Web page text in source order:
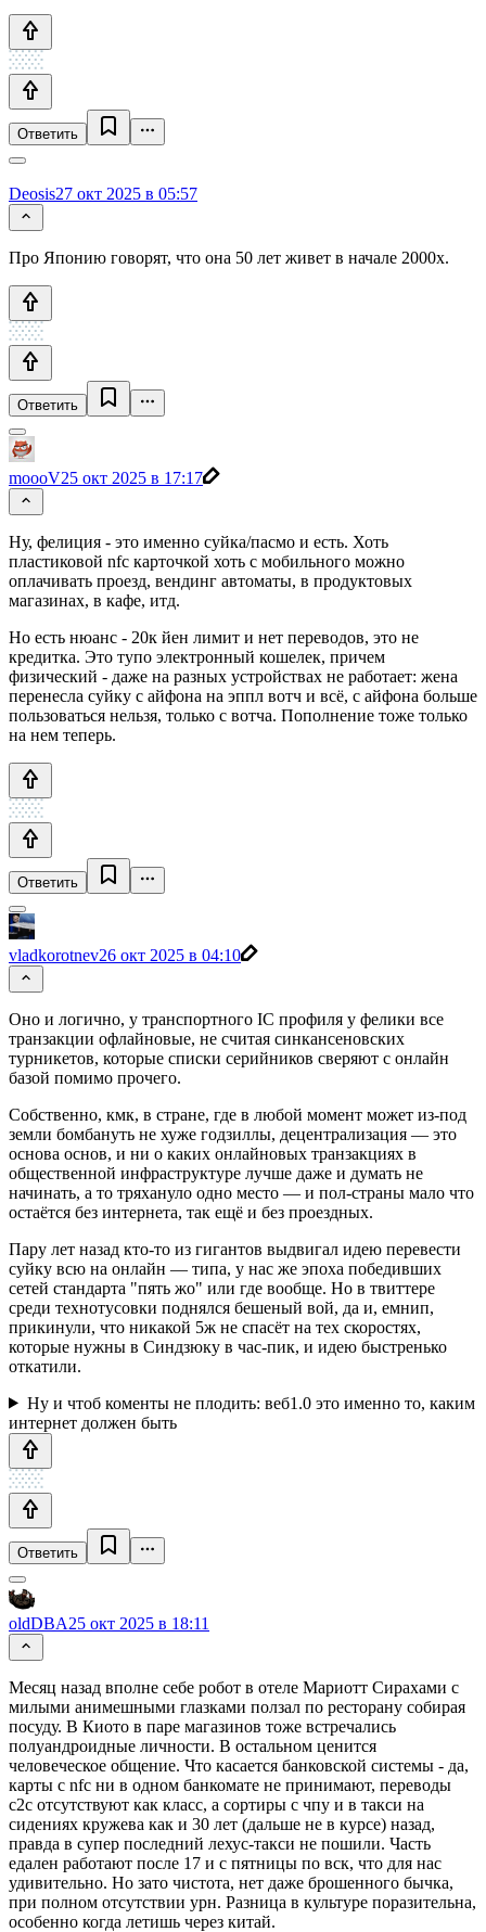
Ответить
Deosis27 окт 2025 в 05:57
Про Японию говорят, что она 50 лет живет в начале 2000х.
Ответить
moooV25 окт 2025 в 17:17
Ну, фелиция - это именно суйка/пасмо и есть. Хоть
пластиковой nfc карточкой хоть с мобильного можно
оплачивать проезд, вендинг автоматы, в продуктовых
магазинах, в кафе, итд.
Но есть нюанс - 20к йен лимит и нет переводов, это не
кредитка. Это тупо электронный кошелек, причем
физический - даже на разных устройствах не работает: жена
перенесла суйку с айфона на эппл вотч и всё, с айфона больше
пользоваться нельзя, только с вотча. Пополнение тоже только
на нем теперь.
Ответить
vladkorotnev26 окт 2025 в 04:10
Оно и логично, у транспортного IC профиля у фелики все
транзакции офлайновые, не считая синкансеновских
турникетов, которые списки серийников сверяют с онлайн
базой помимо прочего.
Собственно, кмк, в стране, где в любой момент может из-под
земли бомбануть не хуже годзиллы, децентрализация — это
основа основ, и ни о каких онлайновых транзакциях в
общественной инфраструктуре лучше даже и думать не
начинать, а то тряхануло одно место — и пол-страны мало что
остаётся без интернета, так ещё и без проездных.
Пару лет назад кто-то из гигантов выдвигал идею перевести
суйку всю на онлайн — типа, у нас же эпоха победивших
сетей стандарта "пять жо" или где вообще. Но в твиттере
среди технотусовки поднялся бешеный вой, да и, емнип,
прикинули, что никакой 5ж не спасёт на тех скоростях,
которые нужны в Синдзюку в час-пик, и идею быстренько
откатили.
Ну и чтоб коменты не плодить: веб1.0 это именно то, каким
интернет должен быть
Ответить
oldDBA25 окт 2025 в 18:11
Месяц назад вполне себе робот в отеле Мариотт Сирахами с
милыми анимешными глазками ползал по ресторану собирая
посуду. В Киото в паре магазинов тоже встречались
полуандроидные личности. В остальном ценится
человеческое общение. Что касается банковской системы - да,
карты с nfc ни в одном банкомате не принимают, переводы
c2c отсутствуют как класс, а сортиры с чпу и в такси на
сидениях кружева как и 30 лет (дальше не в курсе) назад,
правда в супер последний лехус-такси не пошили. Часть
едален работают после 17 и с пятницы по вск, что для нас
удивительно. Но зато чистота, нет даже брошенного бычка,
при полном отсутствии урн. Разница в культуре поразительна,
особенно когда летишь через китай.